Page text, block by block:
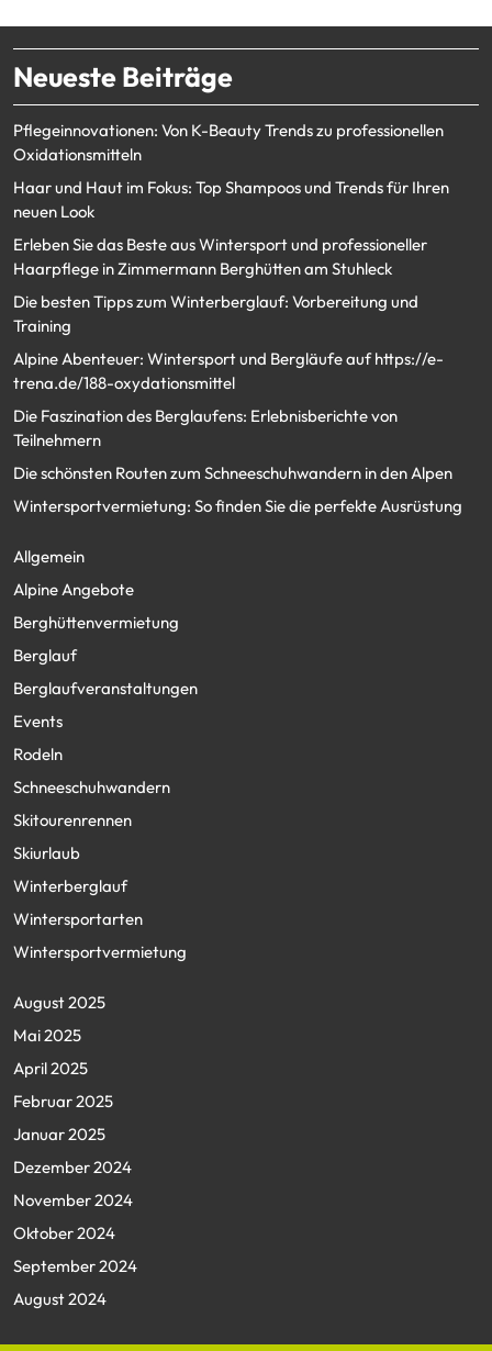
Neueste Beiträge
Pflegeinnovationen: Von K-Beauty Trends zu professionellen
Oxidationsmitteln
Haar und Haut im Fokus: Top Shampoos und Trends für Ihren
neuen Look
Erleben Sie das Beste aus Wintersport und professioneller
Haarpflege in Zimmermann Berghütten am Stuhleck
Die besten Tipps zum Winterberglauf: Vorbereitung und
Training
Alpine Abenteuer: Wintersport und Bergläufe auf https://e-
trena.de/188-oxydationsmittel
Die Faszination des Berglaufens: Erlebnisberichte von
Teilnehmern
Die schönsten Routen zum Schneeschuhwandern in den Alpen
Wintersportvermietung: So finden Sie die perfekte Ausrüstung
Allgemein
Alpine Angebote
Berghüttenvermietung
Berglauf
Berglaufveranstaltungen
Events
Rodeln
Schneeschuhwandern
Skitourenrennen
Skiurlaub
Winterberglauf
Wintersportarten
Wintersportvermietung
August 2025
Mai 2025
April 2025
Februar 2025
Januar 2025
Dezember 2024
November 2024
Oktober 2024
September 2024
August 2024